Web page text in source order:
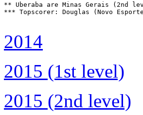
** Uberaba are Minas Gerais (2nd
*** Topscorer: Douglas (Novo
2014
2015 (1st level)
2015 (2nd level)